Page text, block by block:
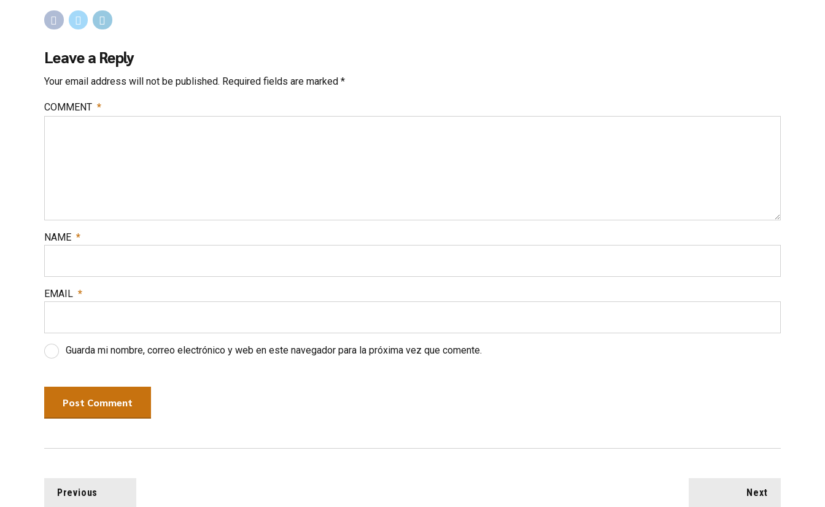
Leave a Reply
Your email address will not be published. Required fields are marked *
COMMENT *
NAME *
EMAIL *
Guarda mi nombre, correo electrónico y web en este navegador para la próxima vez que comente.
Post Comment
Previous Next